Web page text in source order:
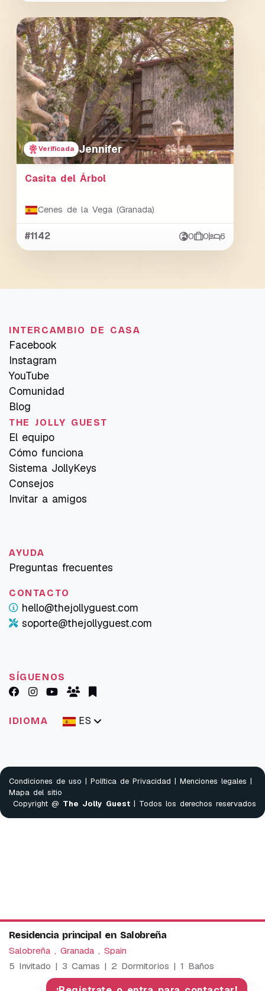
Verificada Jennifer
Casita del Árbol
Cenes de la Vega (Granada)
#1142 0 0 6
Residencia principal en Salobreña
Salobreña , Granada , Spain
5 Invitado | 3 Camas | 2 Dormitorios | 1 Baños
INTERCAMBIO DE CASA
Facebook
Instagram
YouTube
Comunidad
Blog
THE JOLLY GUEST
El equipo
Cómo funciona
Sistema JollyKeys
Consejos
Invitar a amigos
AYUDA
Preguntas frecuentes
CONTACTO
hello@thejollyguest.com
soporte@thejollyguest.com
SÍGUENOS
IDIOMA ES
Condiciones de uso | Política de Privacidad | Menciones legales |
Mapa del sitio
Copyright @ The Jolly Guest | Todos los derechos reservados
We use cookies to provide our services. By using this